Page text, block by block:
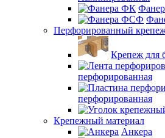
Перфорированный
Крепеж для
перфорированная
перфорированная
Крепежный материал
Анкера